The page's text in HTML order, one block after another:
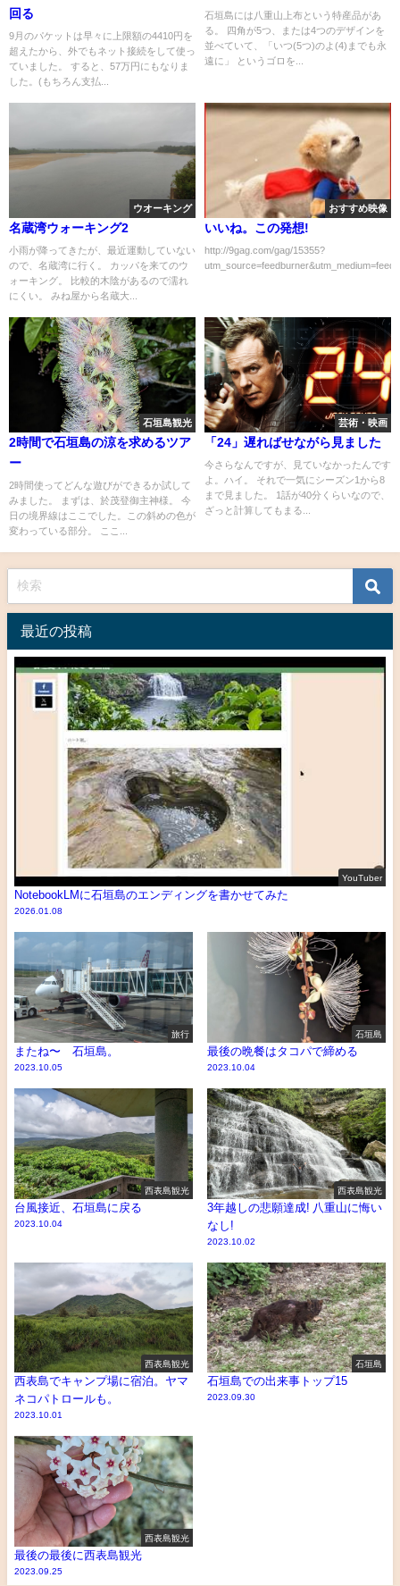
回る
9月のパケットは早々に上限額の4410円を
超えたから、外でもネット接続をして使っ
ていました。 すると、57万円にもなりま
した。(もちろん支払...
石垣島には八重山上布という特産品があ
る。 四角が5つ、または4つのデザインを
並べていて、「いつ(5つ)のよ(4)までも永
遠に」 というゴロを...
ウオーキング
名蔵湾ウォーキング2
小雨が降ってきたが、最近運動していない
ので、名蔵湾に行く。 カッパを来てのウ
ォーキング。 比較的木陰があるので濡れ
にくい。 みね屋から名蔵大...
おすすめ映像
いいね。この発想!
http://9gag.com/gag/15355?
石垣島観光
2時間で石垣島の涼を求めるツア
ー
2時間使ってどんな遊びができるか試して
みました。 まずは、於茂登御主神様。 今
日の境界線はここでした。この斜めの色が
変わっている部分。 ここ...
芸術・映画
「24」遅ればせながら見ました
今さらなんですが、見ていなかったんです
よ。ハイ。 それで一気にシーズン1から8
まで見ました。 1話が40分くらいなので、
ざっと計算してもまる...
最近の投稿
YouTuber
NotebookLMに石垣島のエンディングを書かせてみた
2026.01.08
旅行
またね〜 石垣島。
2023.10.05
石垣島
最後の晩餐はタコパで締める
2023.10.04
西表島観光
台風接近、石垣島に戻る
2023.10.04
西表島観光
3年越しの悲願達成! 八重山に悔い
なし!
2023.10.02
西表島観光
西表島でキャンプ場に宿泊。ヤマ
ネコパトロールも。
2023.10.01
石垣島
石垣島での出来事トップ15
2023.09.30
西表島観光
最後の最後に西表島観光
2023.09.25